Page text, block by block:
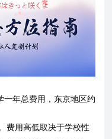
一年总费用，东京地区约
费用高低取决于学校性